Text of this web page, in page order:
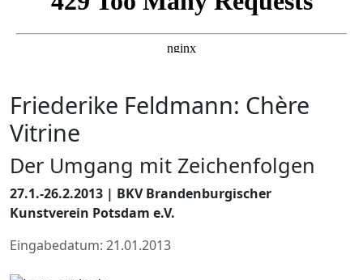
Friederike Feldmann: Chère
Vitrine
Der Umgang mit Zeichenfolgen
27.1.-26.2.2013 | BKV Brandenburgischer
Kunstverein Potsdam e.V.
Eingabedatum: 21.01.2013